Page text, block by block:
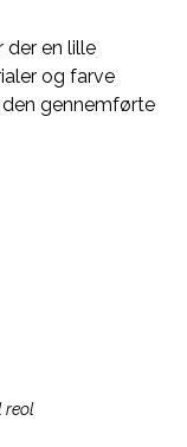
der en lille
og farve
gennemførte
reol